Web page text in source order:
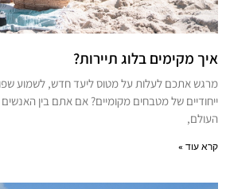
איך מקימים בלוג תיירות?
מרגש אתכם לעלות על מטוס ליעד חדש, לשמוע
ייחודיים של מטבחים מקומיים? אם אתם בין
העולם,
קרא עוד »